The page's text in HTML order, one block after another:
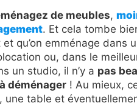
de meubles,
. Et cela tombe
qu’on emménage dans
ou, dans le
un studio, il n’y a pas
déménager ! Au mieux,
une table et